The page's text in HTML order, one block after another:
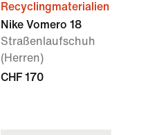
Recyclingmaterialien
Nike Vomero 18
Straßenlaufschuh
(Herren)
CHF 170